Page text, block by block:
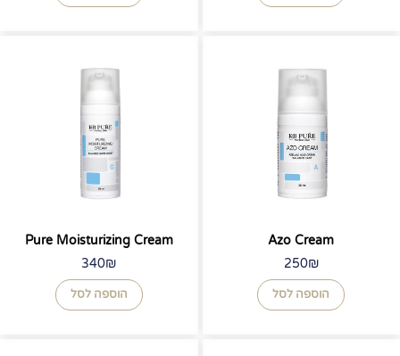
Azo Cream
250₪
הוספה לסל
Pure Moisturizing Cream
340₪
הוספה לסל